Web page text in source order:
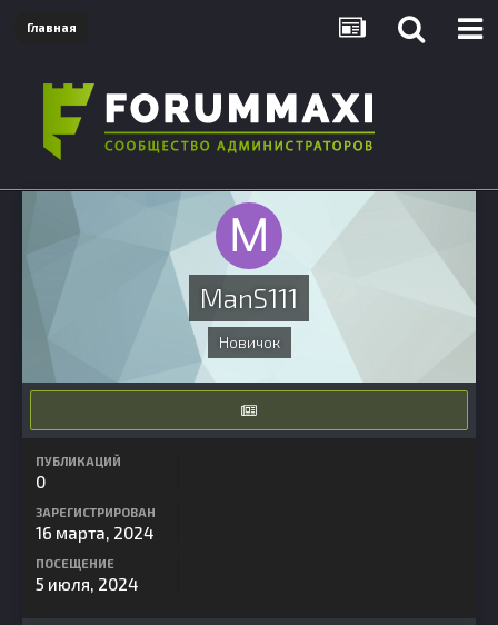
Главная
ManS111
Новичок
ПУБЛИКАЦИЙ
0
ЗАРЕГИСТРИРОВАН
16 марта, 2024
ПОСЕЩЕНИЕ
5 июля, 2024